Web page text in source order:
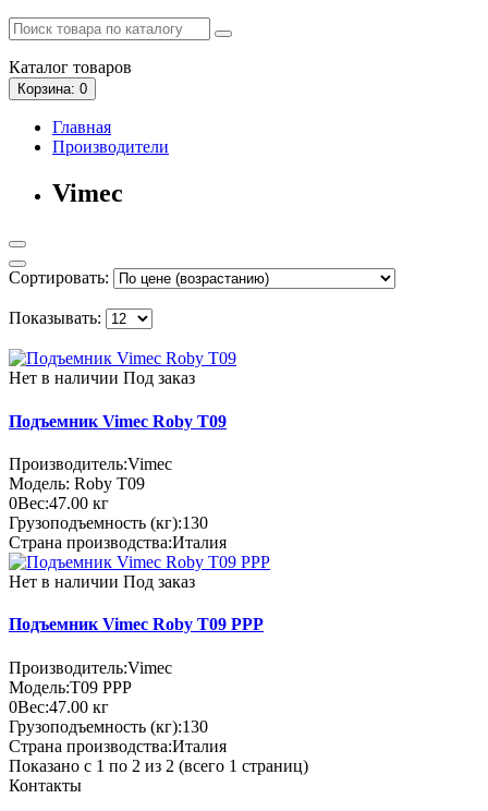
Каталог товаров
Корзина: 0
Главная
Производители
Vimec
Сортировать:
Показывать:
Нет в наличии Под заказ
Подъемник Vimec Roby Т09
Производитель:Vimec
Модель: Roby Т09
0Вес:47.00 кг
Грузоподъемность (кг):130
Страна производства:Италия
Нет в наличии Под заказ
Подъемник Vimec Roby Т09 РРР
Производитель:Vimec
Модель:Т09 РРР
0Вес:47.00 кг
Грузоподъемность (кг):130
Страна производства:Италия
Показано с 1 по 2 из 2 (всего 1 страниц)
Контакты